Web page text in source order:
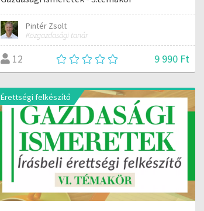
Pintér Zsolt
Közgazdasági tanár
12 9 990 Ft
Érettségi felkészítő